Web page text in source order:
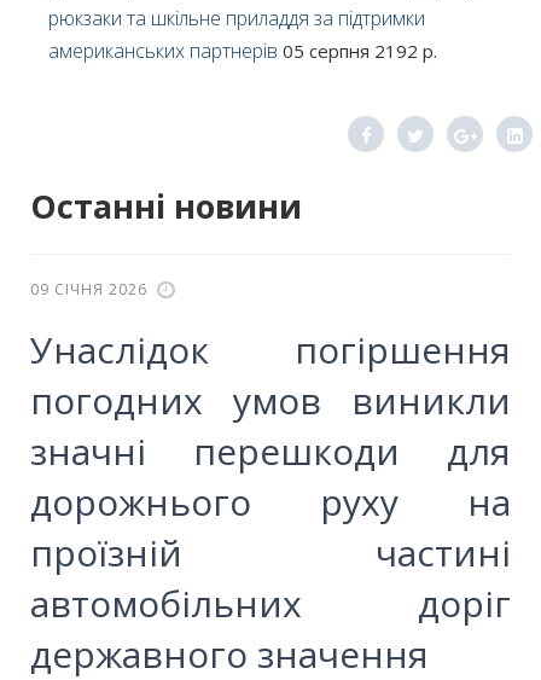
Останні новини
09 СІЧНЯ 2026
Унаслідок погіршення
погодних умов виникли
значні перешкоди для
дорожнього руху на
проїзній частині
автомобільних доріг
державного значення
рюкзаки та шкільне приладдя за підтримки
американських партнерів 05 серпня 2192 р.